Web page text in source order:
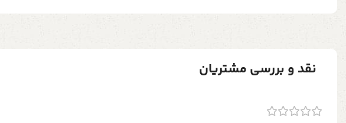
نقد و بررسی مشتریان